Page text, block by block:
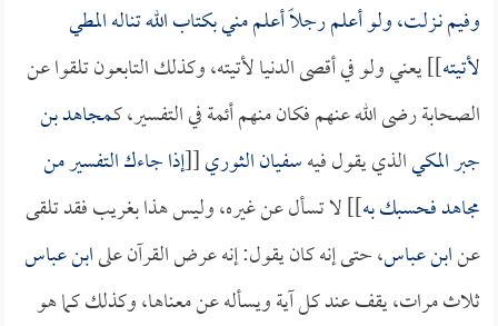
وفيم نـزلت، ولو أعلم رجلاً أعلم مني بكتاب الله تناله المطي
لأتيته]] يعني ولو في أقصى الدنيا لأتيته، وكذلك التابعون تلقوا عن
الصحابة رضى الله عنهم فكان منهم أئمة في التفسير، كـمجاهد بن
جبر المكيالذي يقول فيهسفيان الثوري[[إذا جاءك التفسير من
مجاهدفحسبك به]] لا تسأل عن غيره، وليس هذا بغريب فقد تلقى
عنابن عباس، حتى إنه كان يقول: إنه عرض القرآن علىابن عباس
ثلاث مرات، يقف عند كل آية ويسأله عن معناها، وكذلك كما هو